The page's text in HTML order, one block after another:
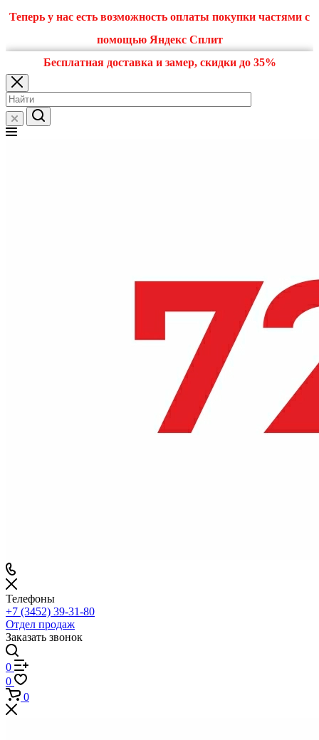
Теперь у нас есть возможность оплаты покупки частями с
помощью Яндекс Сплит
Бесплатная доставка и замер, скидки до 35%
Телефоны
+7 (3452) 39-31-80
Отдел продаж
Заказать звонок
0
0
0